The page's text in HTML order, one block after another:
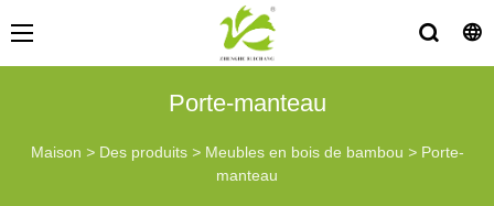
Porte-manteau
Maison > Des produits > Meubles en bois de bambou > Porte-
manteau